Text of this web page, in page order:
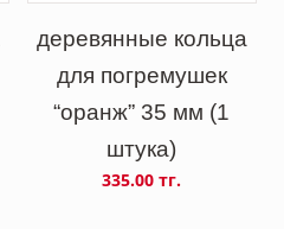
деревянные кольца
для погремушек
“оранж” 35 мм (1
штука)
335.00 тг.